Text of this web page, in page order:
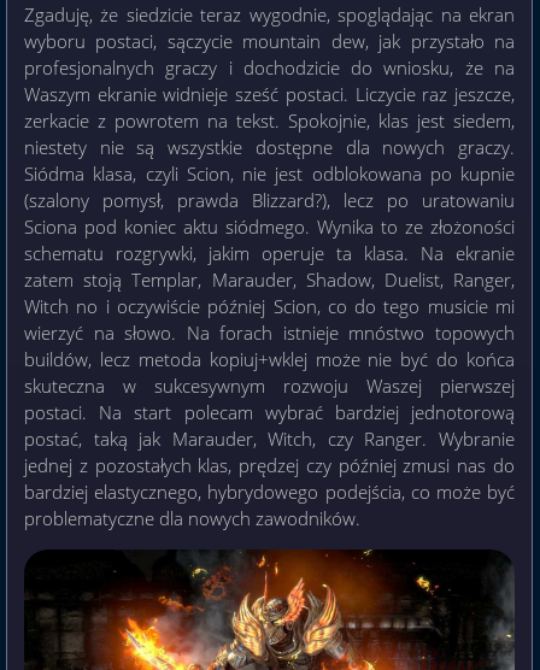
Zgaduję, że siedzicie teraz wygodnie, spoglądając na ekran
wyboru postaci, sączycie mountain dew, jak przystało na
profesjonalnych graczy i dochodzicie do wniosku, że na
Waszym ekranie widnieje sześć postaci. Liczycie raz jeszcze,
zerkacie z powrotem na tekst. Spokojnie, klas jest siedem,
niestety nie są wszystkie dostępne dla nowych graczy.
Siódma klasa, czyli Scion, nie jest odblokowana po kupnie
(szalony pomysł, prawda Blizzard?), lecz po uratowaniu
Sciona pod koniec aktu siódmego. Wynika to ze złożoności
schematu rozgrywki, jakim operuje ta klasa. Na ekranie
zatem stoją Templar, Marauder, Shadow, Duelist, Ranger,
Witch no i oczywiście później Scion, co do tego musicie mi
wierzyć na słowo. Na forach istnieje mnóstwo topowych
buildów, lecz metoda kopiuj+wklej może nie być do końca
skuteczna w sukcesywnym rozwoju Waszej pierwszej
postaci. Na start polecam wybrać bardziej jednotorową
postać, taką jak Marauder, Witch, czy Ranger. Wybranie
jednej z pozostałych klas, prędzej czy później zmusi nas do
bardziej elastycznego, hybrydowego podejścia, co może być
problematyczne dla nowych zawodników.